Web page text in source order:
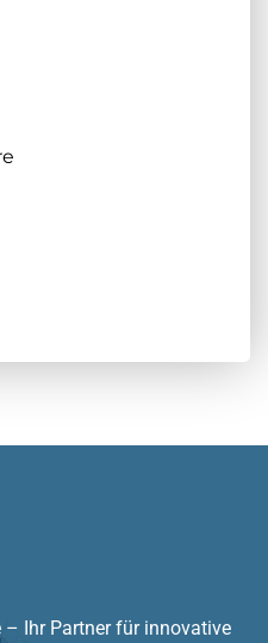
– Ihr Partner für innovative